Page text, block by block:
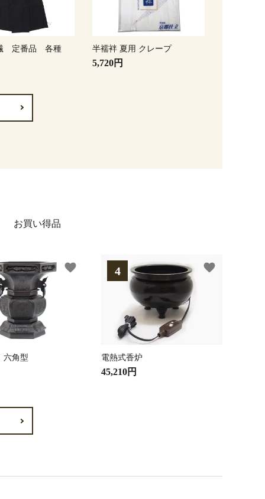
定番品 各種 半襦袢 夏用 クレープ
5,720円
お買い得品
角型
favorite
電熱式香炉
45,210円
favorite